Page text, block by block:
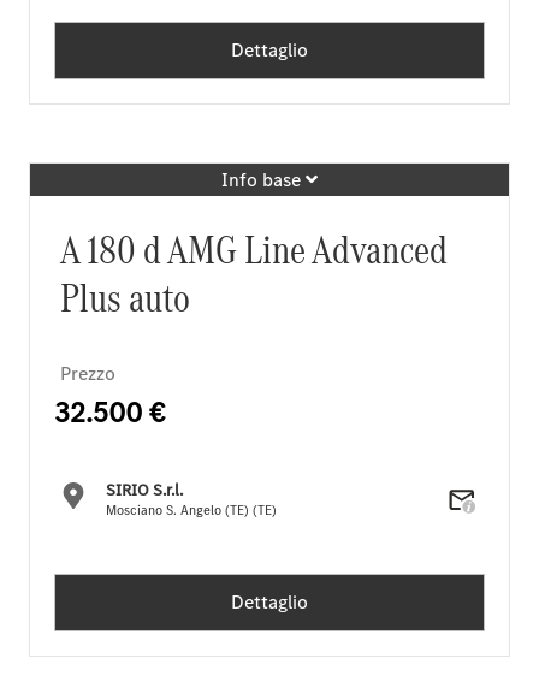
Dettaglio
Info base
A 180 d AMG Line Advanced
Plus auto
Prezzo
32.500 €
SIRIO S.r.l.
Mosciano S. Angelo (TE) (TE)
Dettaglio